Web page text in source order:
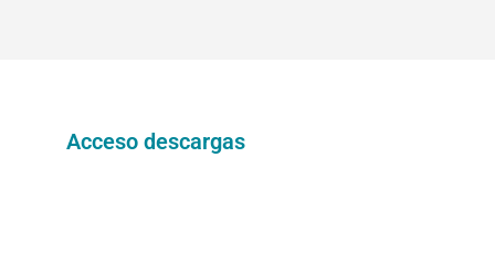
Acceso descargas